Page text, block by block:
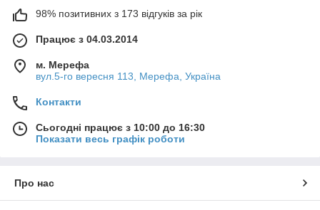
98% позитивних з 173 відгуків за рік
Працює з 04.03.2014
м. Мерефа
вул.5-го вересня 113, Мерефа, Україна
Контакти
Сьогодні працює з 10:00 до 16:30
Показати весь графік роботи
Про нас